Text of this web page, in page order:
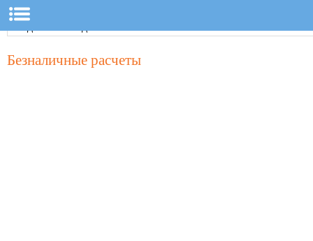
Безналичные расчеты